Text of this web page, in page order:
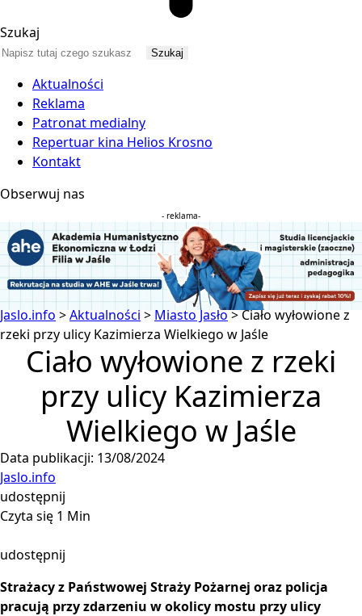
Szukaj
Aktualności
Reklama
Patronat medialny
Repertuar kina Helios Krosno
Kontakt
Obserwuj nas
- reklama-
Jaslo.info>Aktualności > Miasto Jasło>Ciało wyłowione z
rzeki przy ulicy Kazimierza Wielkiego w Jaśle
Ciało wyłowione z rzeki
przy ulicy Kazimierza
Wielkiego w Jaśle
Data publikacji: 13/08/2024
Jaslo.info
udostępnij
Czyta się 1 Min
udostępnij
Strażacy z Państwowej Straży Pożarnej oraz policja
pracują przy zdarzeniu w okolicy mostu przy ulicy